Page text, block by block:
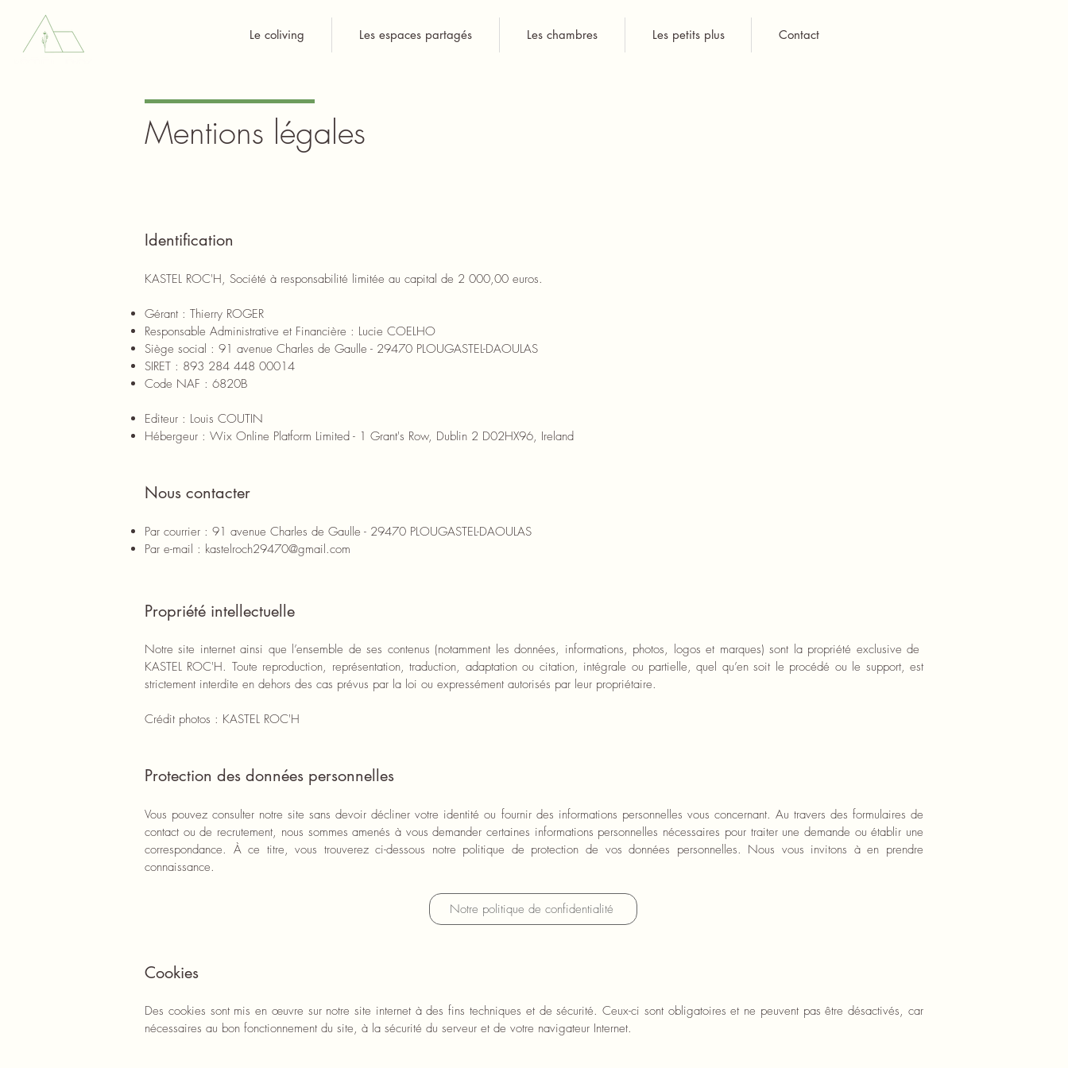
Le coliving Les espaces partagés Les chambres Les petits plus Contact
Mentions légales
Identification
KASTEL ROC'H, Société à responsabilité limitée au capital de 2 000,00 euros.
Gérant : Thierry ROGER
Responsable Administrative et Financière : Lucie COELHO
Siège social : 91 avenue Charles de Gaulle - 29470 PLOUGASTEL-DAOULAS
SIRET : 893 284 448 00014
Code NAF : 6820B
Editeur : Louis COUTIN
Hébergeur : Wix Online Platform Limited - 1 Grant's Row, Dublin 2 D02HX96, Ireland
Nous contacter
Par courrier : 91 avenue Charles de Gaulle - 29470 PLOUGASTEL-DAOULAS
Par e-mail : kastelroch29470@gmail.com
Propriété intellectuelle
Notre site internet ainsi que l’ensemble de ses contenus (notamment les données, informations, photos, logos et marques) sont la propriété exclusive de
KASTEL ROC'H. Toute reproduction, représentation, traduction, adaptation ou citation, intégrale ou partielle, quel qu’en soit le procédé ou le support, est
strictement interdite en dehors des cas prévus par la loi ou expressément autorisés par leur propriétaire.
Crédit photos : KASTEL ROC'H
Protection des données personnelles
Vous pouvez consulter notre site sans devoir décliner votre identité ou fournir des informations personnelles vous concernant. Au travers des formulaires de
contact ou de recrutement, nous sommes amenés à vous demander certaines informations personnelles nécessaires pour traiter une demande ou établir une
correspondance. À ce titre, vous trouverez ci-dessous notre politique de protection de vos données personnelles. Nous vous invitons à en prendre
connaissance.
Notre politique de confidentialité
Cookies
Des cookies sont mis en œuvre sur notre site internet à des fins techniques et de sécurité. Ceux-ci sont obligatoires et ne peuvent pas être désactivés, car
nécessaires au bon fonctionnement du site, à la sécurité du serveur et de votre navigateur Internet.